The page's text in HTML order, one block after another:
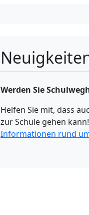
Werden Sie
Helfen Sie mit, dass
zur Schule gehen kann!
Informationen rund